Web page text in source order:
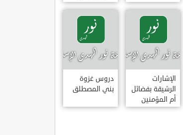
النبي وخضوع
البراق له
الإشارات
الرشيقة بفضائل
أم المؤمنين
عائشة الصديقة
دروس غزوة
بني المصطلق